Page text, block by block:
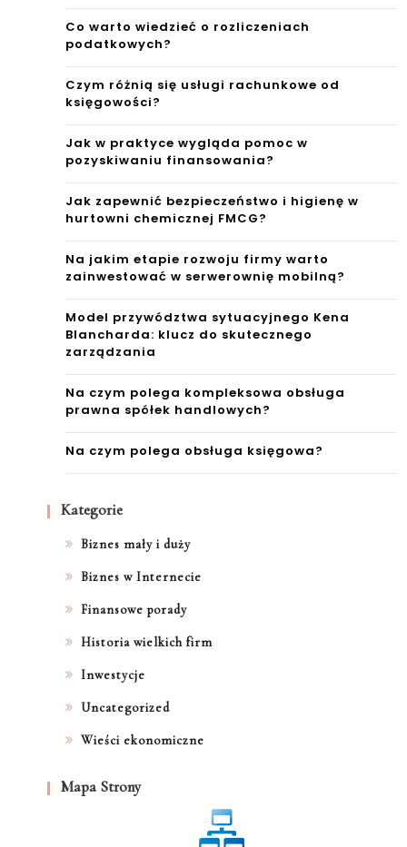
Co warto wiedzieć o rozliczeniach
podatkowych?
Czym różnią się usługi rachunkowe od
księgowości?
Jak w praktyce wygląda pomoc w
pozyskiwaniu finansowania?
Jak zapewnić bezpieczeństwo i higienę w
hurtowni chemicznej FMCG?
Na jakim etapie rozwoju firmy warto
zainwestować w serwerownię mobilną?
Model przywództwa sytuacyjnego Kena
Blancharda: klucz do skutecznego
zarządzania
Na czym polega kompleksowa obsługa
prawna spółek handlowych?
Na czym polega obsługa księgowa?
Kategorie
Biznes mały i duży
Biznes w Internecie
Finansowe porady
Historia wielkich firm
Inwestycje
Uncategorized
Wieści ekonomiczne
Mapa Strony